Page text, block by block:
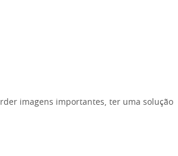
imagens importantes, ter uma solução